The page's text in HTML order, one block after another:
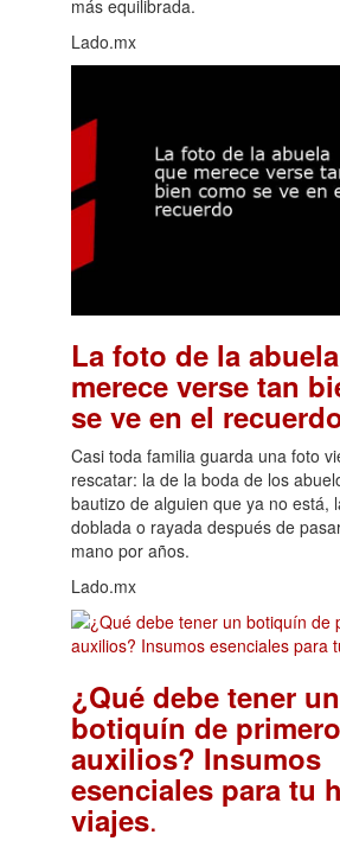
más equilibrada.
Lado.mx
La foto de la
merece verse tan
se ve en el
Casi toda familia guarda una foto
rescatar: la de la boda de los
bautizo de alguien que ya no está,
doblada o rayada después de
mano por años.
Lado.mx
¿Qué debe tener un
botiquín de
auxilios? Insumos
esenciales para tu
viajes.